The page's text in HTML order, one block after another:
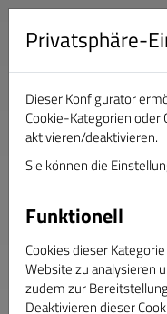
Verband
Privatsphäre-
Dieser Konfigurator
Cookie-Kategorien oder
aktivieren/deaktivieren.
Sie können die
Funktionell
Cookies dieser
Website zu analysieren
zudem zur
Deaktivieren dieser